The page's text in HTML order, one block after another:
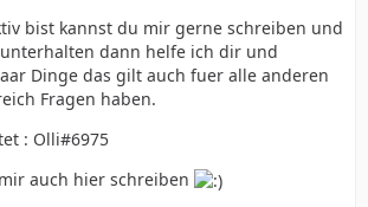
bist kannst du mir gerne schreiben und
dann helfe ich dir und
Dinge das gilt auch fuer alle anderen
Fragen haben.
: Olli#6975
auch hier schreiben